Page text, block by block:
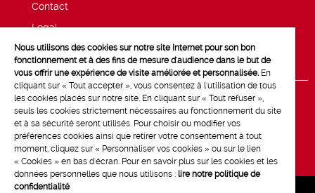
Contact
Legal
Privacy and cookie policy
Nous utilisons des cookies sur notre site Internet pour son bon
fonctionnement et à des fins de mesure d'audience dans le but de
vous offrir une expérience de visite améliorée et personnalisée. En
cliquant sur « Tout accepter », vous consentez à l'utilisation de tous
les cookies placés sur notre site. En cliquant sur « Tout refuser »,
seuls les cookies strictement nécessaires au fonctionnement du site
et à sa sécurité seront utilisés. Pour choisir ou modifier vos
préférences cookies ainsi que retirer votre consentement à tout
moment, cliquez sur « Personnaliser vos cookies » ou sur le lien
« Cookies » en bas d'écran. Pour en savoir plus sur les cookies et les
données personnelles que nous utilisons : lire notre politique de
confidentialité